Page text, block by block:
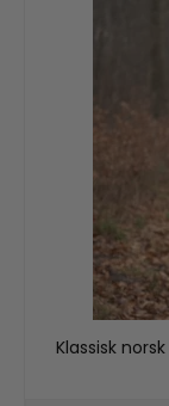
Klassisk